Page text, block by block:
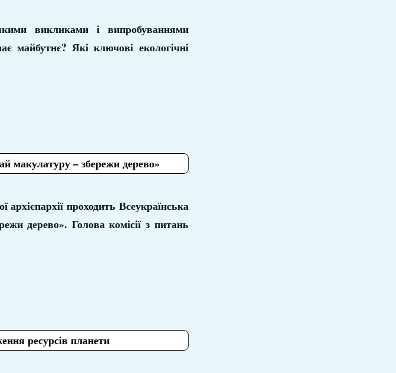
викликами і випробуваннями
майбутнє? Які ключові екологічні
макулатуру – збережи дерево»
проходить Всеукраїнська
дерево». Голова комісії з питань
ресурсів планети